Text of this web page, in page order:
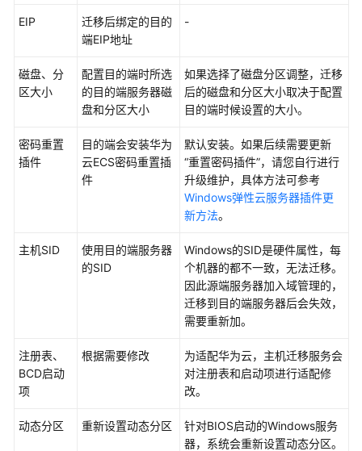
主
可
成
资
源
EIP
迁移后绑定的目的
端EIP地址
-
磁盘、分
区大小
配置目的端时所选
的目的端服务器磁
盘和分区大小
如果选择了磁盘分区调整，迁移
后的磁盘和分区大小取决于配置
目的端时候设置的大小。
密码重置
插件
目的端会安装华为
云ECS密码重置插
件
默认安装。如果后续需要更新
“重置密码插件”，请您自行进行
升级维护，具体方法可参考
Windows弹性云服务器插件更
新方法。
主机SID
使用目的端服务器
的SID
Windows的SID是硬件属性，每
个机器的都不一致，无法迁移。
因此源端服务器加入域管理的，
迁移到目的端服务器后会失效，
需要重新加。
注册表、
BCD启动
项
根据需要修改
为适配华为云，主机迁移服务会
对注册表和启动项进行适配修
改。
动态分区 重新设置动态分区
针对BIOS启动的Windows服务
器，系统会重新设置动态分区。